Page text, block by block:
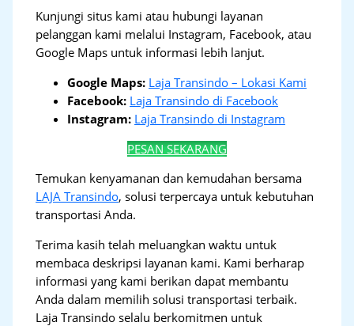
Kunjungi situs kami atau hubungi layanan
pelanggan kami melalui Instagram, Facebook, atau
Google Maps untuk informasi lebih lanjut.
Google Maps: Laja Transindo – Lokasi Kami
Facebook: Laja Transindo di Facebook
Instagram: Laja Transindo di Instagram
PESAN SEKARANG
Temukan kenyamanan dan kemudahan bersama
LAJA Transindo, solusi terpercaya untuk kebutuhan
transportasi Anda.
Terima kasih telah meluangkan waktu untuk
membaca deskripsi layanan kami. Kami berharap
informasi yang kami berikan dapat membantu
Anda dalam memilih solusi transportasi terbaik.
Laja Transindo selalu berkomitmen untuk